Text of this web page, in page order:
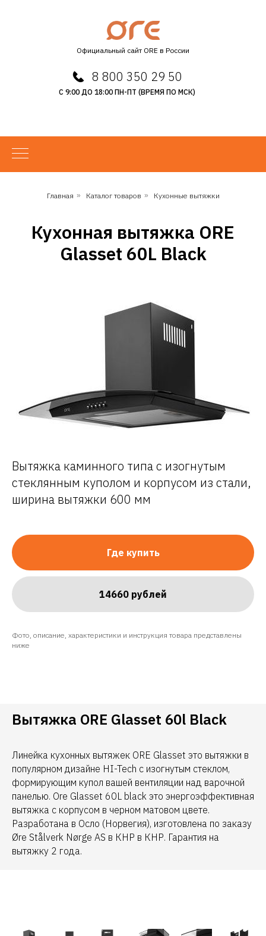
Официальный сайт ORE в России
8 800 350 29 50
С 9:00 ДО 18:00 ПН-ПТ (ВРЕМЯ ПО МСК)
Главная » Каталог товаров » Кухонные вытяжки
Кухонная вытяжка ORE
Glasset 60L Black
Вытяжка каминного типа с изогнутым
стеклянным куполом и корпусом из стали,
ширина вытяжки 600 мм
Где купить
14660 рублей
Фото, описание, характеристики и инструкция товара представлены
ниже
Вытяжка ORE Glasset 60l Black
Линейка кухонных вытяжек ORE Glasset это вытяжки в
популярном дизайне HI-Tech с изогнутым стеклом,
формирующим купол вашей вентиляции над варочной
панелью. Ore Glasset 60L black это энергоэффективная
вытяжка с корпусом в черном матовом цвете.
Разработана в Осло (Норвегия), изготовлена по заказу
Øre Stålverk Nørge AS в КНР в КНР. Гарантия на
вытяжку 2 года.